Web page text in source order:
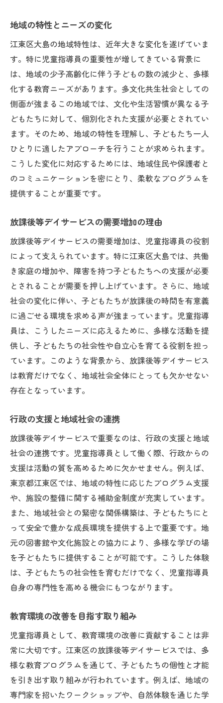
地域の特性とニーズの変化
江東区大島の地域特性は、近年大きな変化を遂げていま
す。特に児童指導員の重要性が増してきている背景に
は、地域の少子高齢化に伴う子どもの数の減少と、多様
化する教育ニーズがあります。多文化共生社会としての
側面が強まるこの地域では、文化や生活習慣が異なる子
どもたちに対して、個別化された支援が必要とされてい
ます。そのため、地域の特性を理解し、子どもたち一人
ひとりに適したアプローチを行うことが求められます。
こうした変化に対応するためには、地域住民や保護者と
のコミュニケーションを密にとり、柔軟なプログラムを
提供することが重要です。
放課後等デイサービスの需要増加の理由
放課後等デイサービスの需要増加は、児童指導員の役割
によって支えられています。特に江東区大島では、共働
き家庭の増加や、障害を持つ子どもたちへの支援が必要
とされることが需要を押し上げています。さらに、地域
社会の変化に伴い、子どもたちが放課後の時間を有意義
に過ごせる環境を求める声が強まっています。児童指導
員は、こうしたニーズに応えるために、多様な活動を提
供し、子どもたちの社会性や自立心を育てる役割を担っ
ています。このような背景から、放課後等デイサービス
は教育だけでなく、地域社会全体にとっても欠かせない
存在となっています。
行政の支援と地域社会の連携
放課後等デイサービスで重要なのは、行政の支援と地域
社会の連携です。児童指導員として働く際、行政からの
支援は活動の質を高めるために欠かせません。例えば、
東京都江東区では、地域の特性に応じたプログラム支援
や、施設の整備に関する補助金制度が充実しています。
また、地域社会との緊密な関係構築は、子どもたちにと
って安全で豊かな成長環境を提供する上で重要です。地
元の図書館や文化施設との協力により、多様な学びの場
を子どもたちに提供することが可能です。こうした体験
は、子どもたちの社会性を育むだけでなく、児童指導員
自身の専門性を高める機会にもつながります。
教育環境の改善を目指す取り組み
児童指導員として、教育環境の改善に貢献することは非
常に大切です。江東区の放課後等デイサービスでは、多
様な教育プログラムを通じて、子どもたちの個性と才能
を引き出す取り組みが行われています。例えば、地域の
専門家を招いたワークショップや、自然体験を通じた学